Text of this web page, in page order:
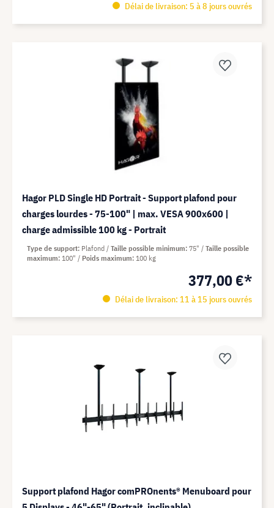
Délai de livraison: 5 à 8 jours ouvrés
Hagor PLD Single HD Portrait - Support plafond pour
charges lourdes - 75-100" | max. VESA 900x600 |
charge admissible 100 kg - Portrait
377,00 €*
Délai de livraison: 11 à 15 jours ouvrés
Type de support Plafond Taille possible minimum 75"
Taille possible
maximum 100" Poids maximum 100 kg
Support plafond Hagor comPROnents® Menuboard pour